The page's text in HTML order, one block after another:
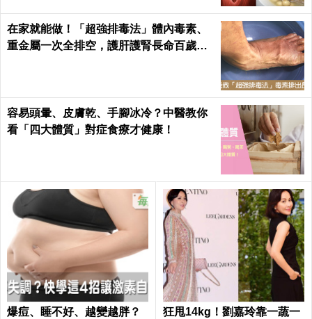
在家就能做！「超強排毒法」體內毒素、
重金屬一次全排空，護肝護腎長命百歲｜
容易頭暈、皮膚乾、手腳冰冷？中醫教你
看「四大體質」對症食療才健康！
爆痘、睡不好、越變越胖？
狂甩14kg！劉嘉玲靠一蔬一